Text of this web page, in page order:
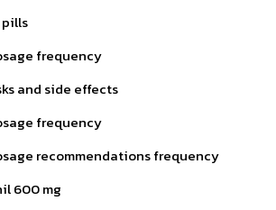
frequency
and side effects
frequency
recommendations frequency
600 mg